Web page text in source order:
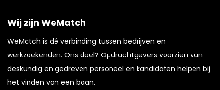
Wij zijn WeMatch
WeMatch is dé verbinding tussen bedrijven en
werkzoekenden. Ons doel? Opdrachtgevers voorzien van
deskundig en gedreven personeel en kandidaten helpen bij
het vinden van een baan.